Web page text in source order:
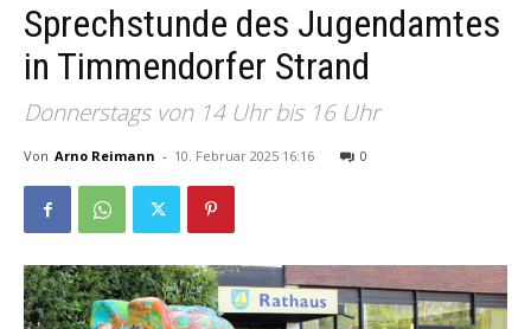
Sprechstunde des Jugendamtes
in Timmendorfer Strand
Donnerstags von 14 Uhr bis 16 Uhr
Von Arno Reimann - 10. Februar 2025 16:16 0